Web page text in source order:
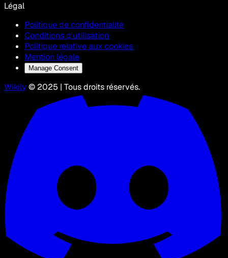
Légal
Politique de confidentialité
Conditions d'utilisation
Politique relative aux cookies
Mention légale
Manage Consent
Wikily © 2025 | Tous droits réservés.